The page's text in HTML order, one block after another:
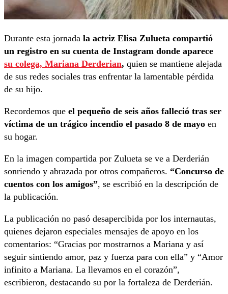
Durante esta jornada la actriz Elisa Zulueta compartió
un registro en su cuenta de Instagram donde aparece
su colega, Mariana Derderian, quien se mantiene alejada
de sus redes sociales tras enfrentar la lamentable pérdida
de su hijo.
Recordemos que el pequeño de seis años falleció tras ser
víctima de un trágico incendio el pasado 8 de mayo en
su hogar.
En la imagen compartida por Zulueta se ve a Derderián
sonriendo y abrazada por otros compañeros. “Concurso de
cuentos con los amigos”, se escribió en la descripción de
la publicación.
La publicación no pasó desapercibida por los internautas,
quienes dejaron especiales mensajes de apoyo en los
comentarios: “Gracias por mostrarnos a Mariana y así
seguir sintiendo amor, paz y fuerza para con ella” y “Amor
infinito a Mariana. La llevamos en el corazón”,
escribieron, destacando su por la fortaleza de Derderián.